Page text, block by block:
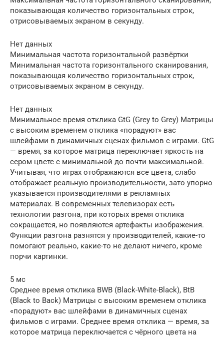
показывающая количество горизонтальных строк,
отрисовываемых экраном в секунду.
Нет данных
Минимальная частота горизонтальной развёртки
Минимальная частота горизонтального сканирования,
показывающая количество горизонтальных строк,
отрисовываемых экраном в секунду.
Нет данных
Минимальное время отклика GtG (Grey to Grey) Матрицы
с высоким временем отклика «порадуют» вас
шлейфами в динамичных сценах фильмов с играми. GtG
— время, за которое матрица переключает яркость на
сером цвете с минимальной до почти максимальной.
Учитывая, что играх отображаются все цвета, слабо
отображает реальную производительности, зато упорно
указывается производителями в рекламных
материалах. В современных телевизорах есть
технологии разгона, при которых время отклика
сокращается, но появляются артефакты изображения.
Функции разгона разнятся у производителей, какие-то
помогают реально, какие-то не делают ничего, кроме
порчи картинки.
5 мс
Среднее время отклика BWB (Black-White-Black), BtB
(Black to Back) Матрицы с высоким временем отклика
«порадуют» вас шлейфами в динамичных сценах
фильмов с играми. Среднее время отклика — время, за
которое матрица переключается с чёрного цвета на